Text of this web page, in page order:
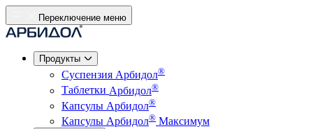
Переключение меню
Продукты
Суспензия Арбидол®
Таблетки Арбидол®
Капсулы Арбидол®
Капсулы Арбидол® Максимум